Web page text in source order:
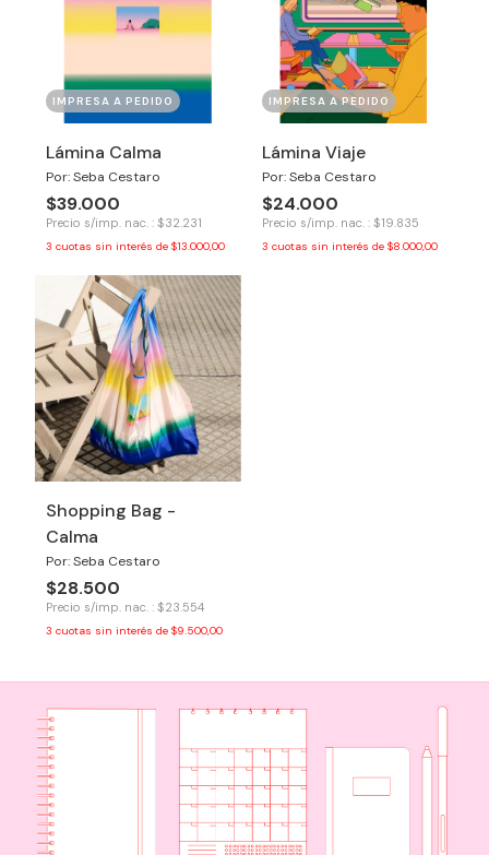
IMPRESA A PEDIDO
Lámina Calma
Por: Seba Cestaro
$39.000
Precio s/imp. nac. : $32.231
3 cuotas sin interés de $13.000,00
IMPRESA A PEDIDO
Lámina Viaje
Por: Seba Cestaro
$24.000
Precio s/imp. nac. : $19.835
3 cuotas sin interés de $8.000,00
Shopping Bag -
Calma
Por: Seba Cestaro
$28.500
Precio s/imp. nac. : $23.554
3 cuotas sin interés de $9.500,00